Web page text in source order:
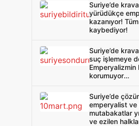
Suriye’de
yürüdükçe
kazanıyor!
kaybediyor!
Suriye’de
suç işlemeye
Emperyalizmin
korumuyor
Suriye’de
emperyalist ve
mutabakatlar
ve ezilen